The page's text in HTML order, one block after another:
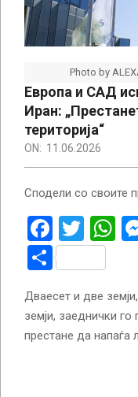
Photo by
Европа и САД
Иран:
територија“
ON: 11.06.2026
Сподели со своите
Share
Дваесет и две
земји, заеднички
престане да напаѓа